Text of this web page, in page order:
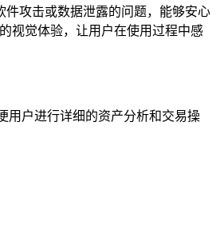
攻击或数据泄露的问题，能够安心
视觉体验，让用户在使用过程中感
用户进行详细的资产分析和交易操